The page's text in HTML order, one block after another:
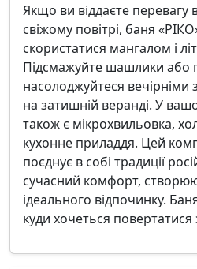
Якщо ви віддаєте перевагу
свіжому повітрі, баня
скористатися мангалом і
Підсмажуйте шашлики або
насолоджуйтеся
на затишній веранді. У
також є мікрохвильовка,
кухонне приладдя. Цей
поєднує в собі традиції
сучасний комфорт,
ідеального відпочинку.
куди хочеться повертатися